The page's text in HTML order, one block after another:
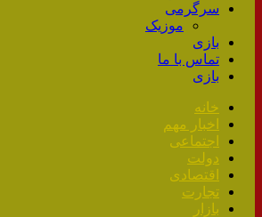
سرگرمی
موزیک
بازی
تماس با ما
بازی
خانه
اخبار مهم
اجتماعی
دولت
اقتصادی
تجارت
بازار